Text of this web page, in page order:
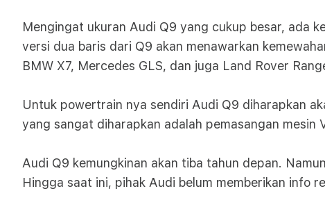
Mengingat ukuran Audi Q9 yang cukup besar, ada
versi dua baris dari Q9 akan menawarkan
BMW X7, Mercedes GLS, dan juga Land Rover
Untuk powertrain nya sendiri Audi Q9 diharapkan
yang sangat diharapkan adalah pemasangan
Audi Q9 kemungkinan akan tiba tahun depan.
Hingga saat ini, pihak Audi belum memberikan info